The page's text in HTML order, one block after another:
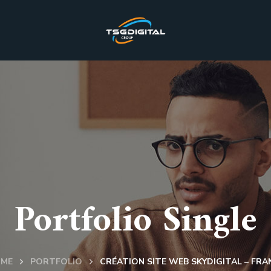
Portfolio Single
PORTFOLIO CRÉATION SITE WEB SKYDIGITAL –